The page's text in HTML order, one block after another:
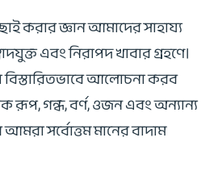
করার জ্ঞান আমাদের সাহায্য
এবং নিরাপদ খাবার গ্রহণে।
আলোচনা করব
রূপ, গন্ধ, বর্ণ, ওজন এবং অন্যান্য
আমরা সর্বোত্তম মানের বাদাম